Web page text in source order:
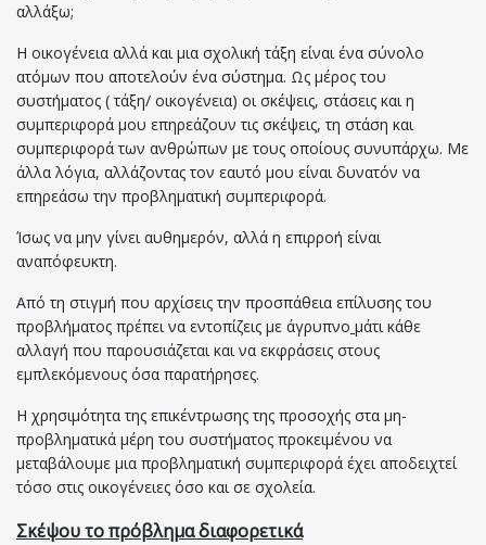
αλλάξω;
Η οικογένεια αλλά και μια σχολική τάξη είναι ένα σύνολο
ατόμων που αποτελούν ένα σύστημα. Ως μέρος του
συστήματος ( τάξη/ οικογένεια) οι σκέψεις, στάσεις και η
συμπεριφορά μου επηρεάζουν τις σκέψεις, τη στάση και
συμπεριφορά των ανθρώπων με τους οποίους συνυπάρχω. Με
άλλα λόγια, αλλάζοντας τον εαυτό μου είναι δυνατόν να
επηρεάσω την προβληματική συμπεριφορά.
Ίσως να μην γίνει αυθημερόν, αλλά η επιρροή είναι
αναπόφευκτη.
Από τη στιγμή που αρχίσεις την προσπάθεια επίλυσης του
προβλήματος πρέπει να εντοπίζεις με άγρυπνο μάτι κάθε
αλλαγή που παρουσιάζεται και να εκφράσεις στους
εμπλεκόμενους όσα παρατήρησες.
Η χρησιμότητα της επικέντρωσης της προσοχής στα μη-
προβληματικά μέρη του συστήματος προκειμένου να
μεταβάλουμε μια προβληματική συμπεριφορά έχει αποδειχτεί
τόσο στις οικογένειες όσο και σε σχολεία.
Σκέψου το πρόβλημα διαφορετικά